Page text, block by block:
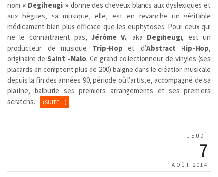
nom « Degiheugi » donne des cheveux blancs aux dyslexiques et
aux bègues, sa musique, elle, est en revanche un véritable
médicament bien plus efficace que les euphytoses. Pour ceux qui
ne le connaitraient pas, Jérôme V., aka Degiheugi, est un
producteur de musique Trip-Hop et d’Abstract Hip-Hop,
originaire deSaint -Malo. Ce grand collectionneur de vinyles (ses
placards en comptent plus de 200) baigne dans le création musicale
depuis la fin des années 90, période où l’artiste, accompagné de sa
platine, balbutie ses premiers arrangements et ses premiers
scratchs.
(SUITE…)
JEUDI
7
AOÛT 2014